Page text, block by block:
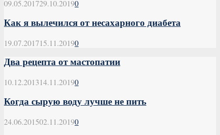
09.05.201729.10.20190
Как я вылечился от несахарного диабета
19.07.201715.11.20190
Два рецепта от мастопатии
10.12.201314.11.20190
Когда сырую воду лучше не пить
24.06.201502.11.20190